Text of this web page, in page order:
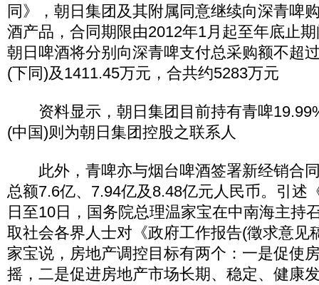
同》，朝日集团及其附属同意继续向深青啤
酒产品，合同期限由2012年1月起至年底止
朝日啤酒将分别向深青啤支付总采购额不超
(下同)及1411.45万元，合共约5283万元
资料显示，朝日集团目前持有青啤
(中国)则为朝日集团控股之联系人
此外，青啤亦与烟台啤酒签署新经销合同
总额7.6亿、7.94亿及8.48亿元人民币。引述
日至10日，国务院总理温家宝在中南海主持
取社会各界人士对《政府工作报告(徵求意见
家宝说，房地产调控目标有两个：一是促使
摇，二是促进房地产市场长期、稳定、健康